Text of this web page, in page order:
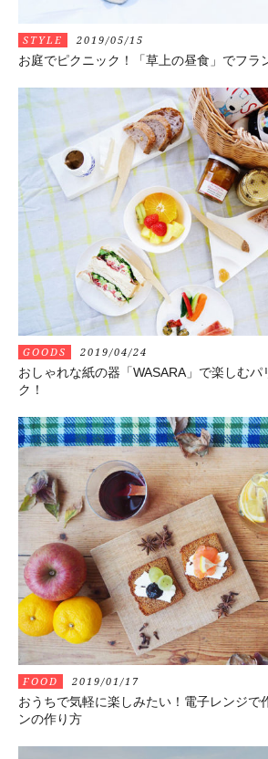
STYLE 2019/05/15
お庭でピクニック！「草上の昼食」でフラ
GOODS 2019/04/24
おしゃれな紙の器「WASARA」で楽しむパ
ク！
FOOD 2019/01/17
おうちで気軽に楽しみたい！電子レンジで
ンの作り方